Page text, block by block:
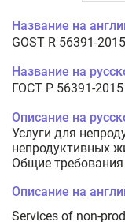
Название на
GOST R 56391-2015
Название на
ГОСТ Р 56391-2015
Описание на
Услуги для
непродуктивных
Общие требования
Описание на
Services of non-